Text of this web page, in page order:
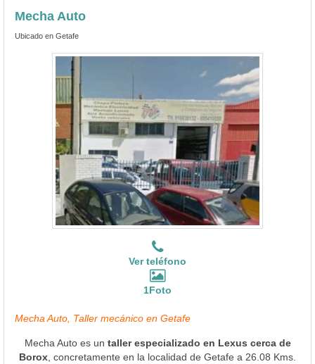
Mecha Auto
Ubicado en Getafe
Ver teléfono
1Foto
Mecha Auto, Taller mecánico en Getafe
Mecha Auto es un taller especializado en Lexus cerca de
Borox , concretamente en la localidad de Getafe a 26.08 Kms.